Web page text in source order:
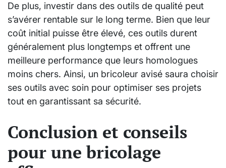
De plus, investir dans des outils de qualité peut
s’avérer rentable sur le long terme. Bien que leur
coût initial puisse être élevé, ces outils durent
généralement plus longtemps et offrent une
meilleure performance que leurs homologues
moins chers. Ainsi, un bricoleur avisé saura choisir
ses outils avec soin pour optimiser ses projets
tout en garantissant sa sécurité.
Conclusion et conseils
pour une bricolage